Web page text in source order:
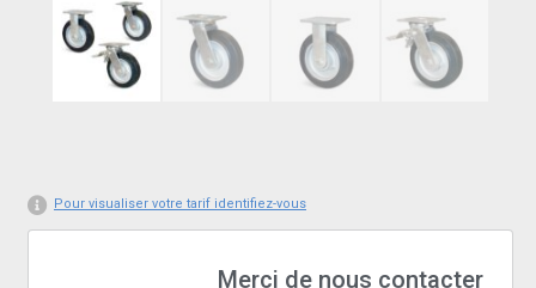
Pour visualiser votre tarif identifiez-vous
Merci de nous contacter